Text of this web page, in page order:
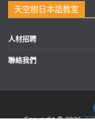
天空樹日本語教室
人材招聘
聯絡我們
Copyright © 2026天